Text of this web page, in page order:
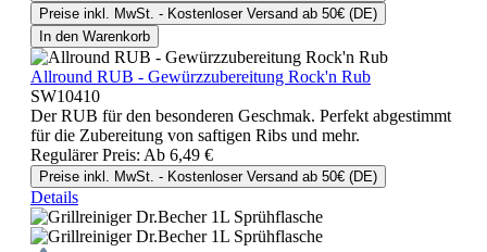
Preise inkl. MwSt. - Kostenloser Versand ab 50€ (DE)
In den Warenkorb
Allround RUB - Gewürzzubereitung Rock'n Rub
SW10410
Der RUB für den besonderen Geschmak. Perfekt abgestimmt
für die Zubereitung von saftigen Ribs und mehr.
Regulärer Preis: Ab 6,49 €
Preise inkl. MwSt. - Kostenloser Versand ab 50€ (DE)
Details